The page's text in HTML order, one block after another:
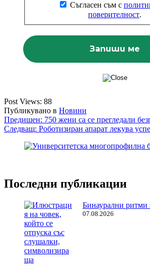
Съгласен съм с
поверителност.
Post Views: 88
Публикувано в Новини
Навигация
Предишен: 750 жени са се прегледали
Следващ: Роботизиран апарат лекува
Последни публикации
Бинаурални ритми
07.08.2026